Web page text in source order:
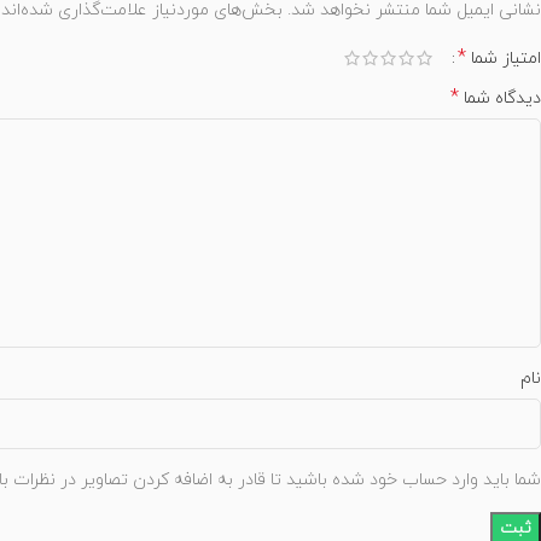
نشانی ایمیل شما منتشر نخواهد شد. بخش‌های موردنیاز علامت‌گذاری شده‌اند
امتیاز شما *
دیدگاه شما *
نام
شما باید وارد حساب خود شده باشید تا قادر به اضافه کردن تصاویر در نظرات